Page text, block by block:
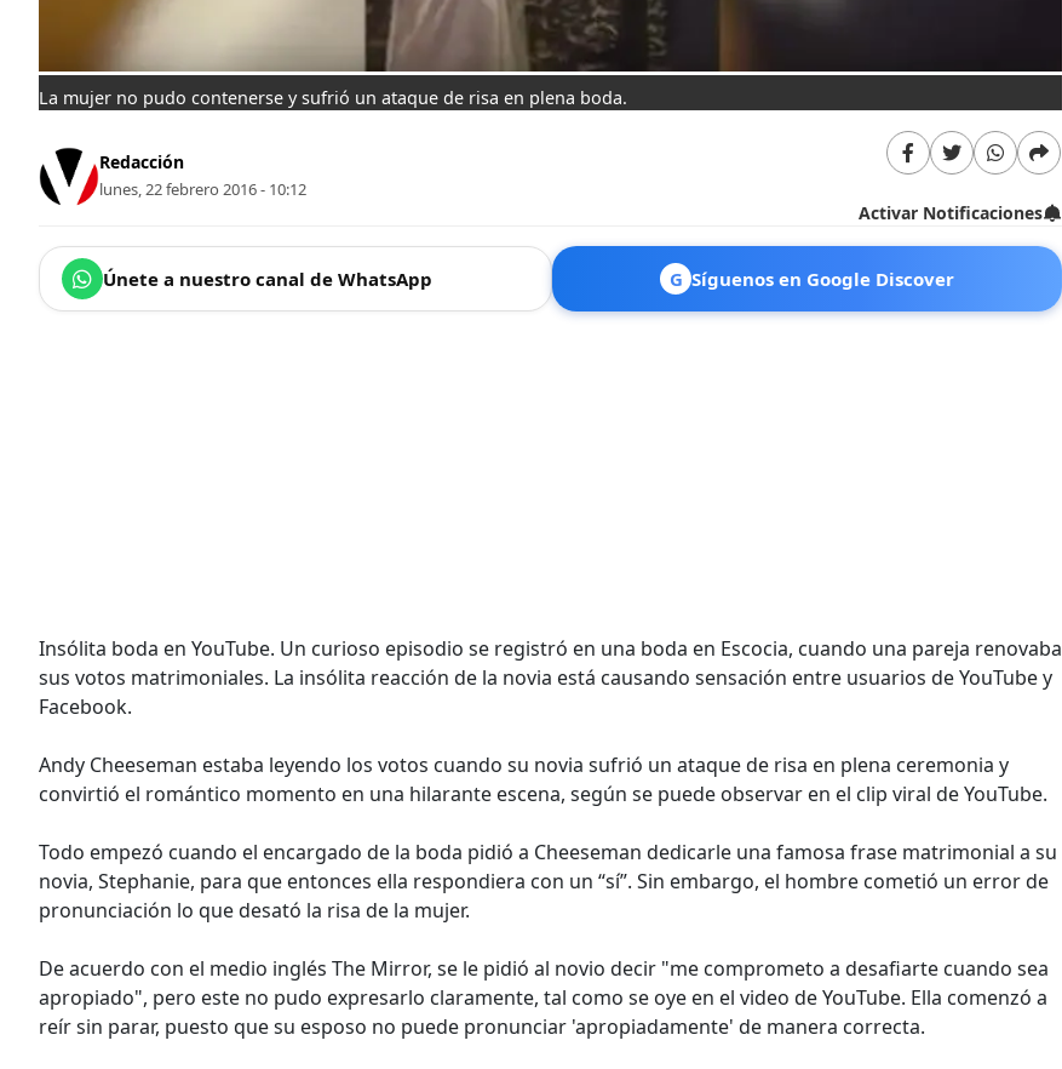
La mujer no pudo contenerse y sufrió un ataque de risa en plena boda.
Redacción
lunes, 22 febrero 2016 - 10:12
Activar Notificaciones
Únete a nuestro canal de WhatsApp G Síguenos en Google Discover
Insólita boda en YouTube. Un curioso episodio se registró en una boda en Escocia, cuando una pareja renovaba
sus votos matrimoniales. La insólita reacción de la novia está causando sensación entre usuarios de YouTube y
Facebook.
Andy Cheeseman estaba leyendo los votos cuando su novia sufrió un ataque de risa en plena ceremonia y
convirtió el romántico momento en una hilarante escena, según se puede observar en el clip viral de YouTube.
Todo empezó cuando el encargado de la boda pidió a Cheeseman dedicarle una famosa frase matrimonial a su
novia, Stephanie, para que entonces ella respondiera con un “sí”. Sin embargo, el hombre cometió un error de
pronunciación lo que desató la risa de la mujer.
De acuerdo con el medio inglés The Mirror, se le pidió al novio decir "me comprometo a desafiarte cuando sea
apropiado", pero este no pudo expresarlo claramente, tal como se oye en el video de YouTube. Ella comenzó a
reír sin parar, puesto que su esposo no puede pronunciar 'apropiadamente' de manera correcta.